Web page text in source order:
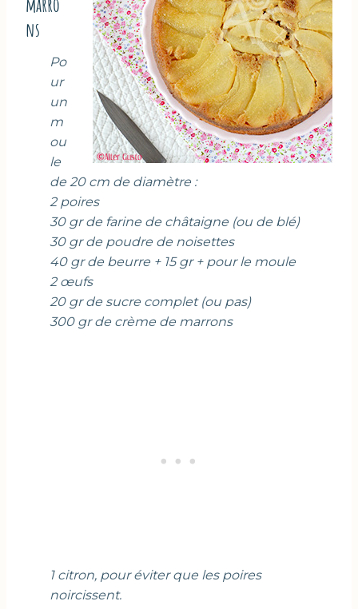
marro
ns
Po
ur
un
m
ou
le
de 20 cm de diamètre :
2 poires
30 gr de farine de châtaigne (ou de blé)
30 gr de poudre de noisettes
40 gr de beurre + 15 gr + pour le moule
2 œufs
20 gr de sucre complet (ou pas)
300 gr de crème de marrons
1 citron, pour éviter que les poires
noircissent.